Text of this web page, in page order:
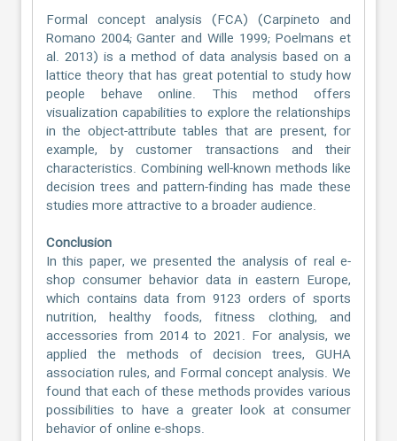
Formal concept analysis (FCA) (Carpineto and
Romano 2004; Ganter and Wille 1999; Poelmans et
al. 2013) is a method of data analysis based on a
lattice theory that has great potential to study how
people behave online. This method offers
visualization capabilities to explore the relationships
in the object-attribute tables that are present, for
example, by customer transactions and their
characteristics. Combining well-known methods like
decision trees and pattern-finding has made these
studies more attractive to a broader audience.
Conclusion
In this paper, we presented the analysis of real e-
shop consumer behavior data in eastern Europe,
which contains data from 9123 orders of sports
nutrition, healthy foods, fitness clothing, and
accessories from 2014 to 2021. For analysis, we
applied the methods of decision trees, GUHA
association rules, and Formal concept analysis. We
found that each of these methods provides various
possibilities to have a greater look at consumer
behavior of online e-shops.